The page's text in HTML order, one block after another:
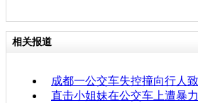
相关报道
成都一公交车失控撞向行人
直击小姐妹在公交车上遭暴